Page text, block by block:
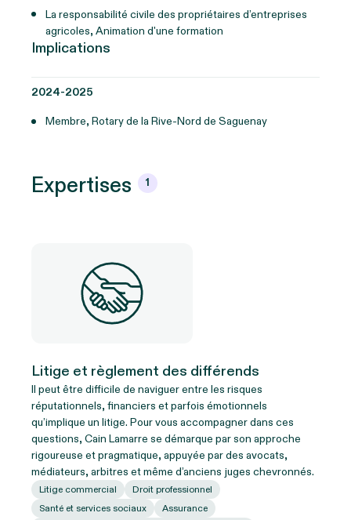
La responsabilité civile des propriétaires d’entreprises
agricoles, Animation d'une formation
Implications
2024-2025
Membre, Rotary de la Rive-Nord de Saguenay
Expertises 1
Litige et règlement des différends
Il peut être difficile de naviguer entre les risques
réputationnels, financiers et parfois émotionnels
qu’implique un litige. Pour vous accompagner dans ces
questions, Cain Lamarre se démarque par son approche
rigoureuse et pragmatique, appuyée par des avocats,
médiateurs, arbitres et même d’anciens juges chevronnés.
Litige commercial
Droit professionnel
Santé et services sociaux
Assurance